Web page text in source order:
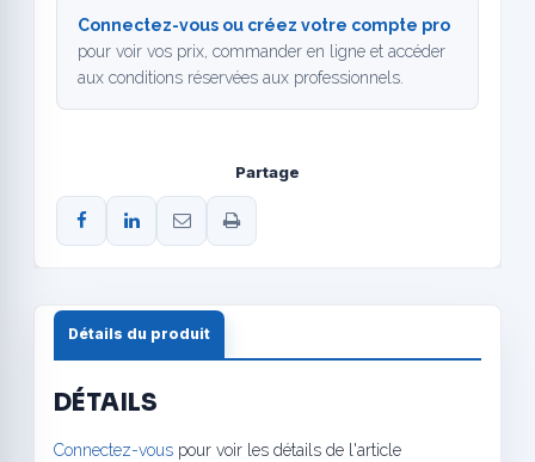
Connectez-vous ou créez votre compte pro
pour voir vos prix, commander en ligne et accéder
aux conditions réservées aux professionnels.
Partage
Détails du produit
DÉTAILS
Connectez-vous pour voir les détails de l'article